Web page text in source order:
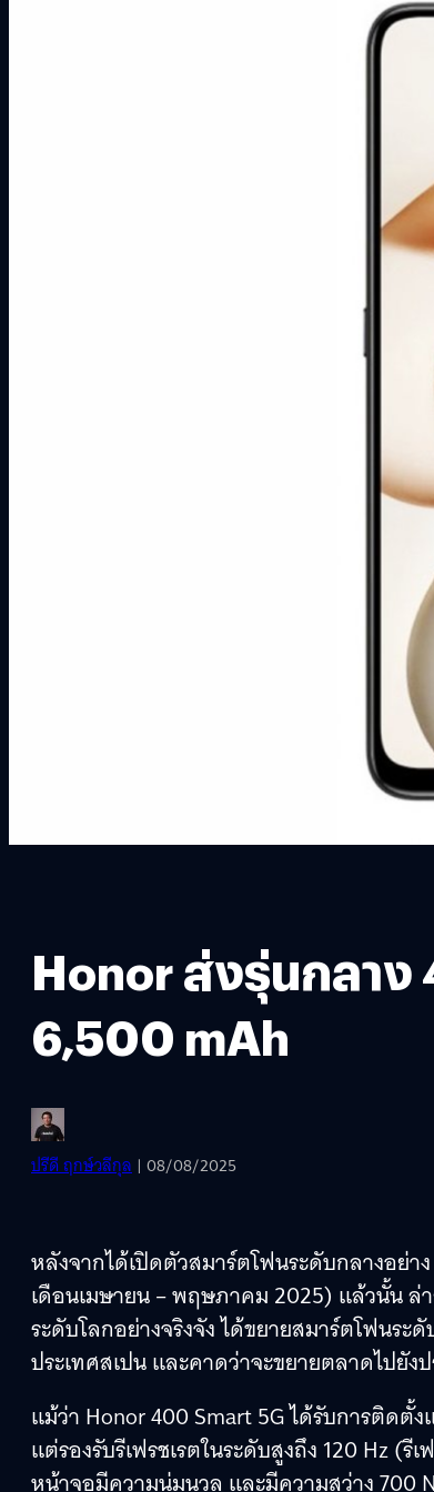
Honor ส่งรุ่นกลา
6,500 mAh
ปรีดี ฤกษ์วลีกุล | 08/08/2025
หลังจากได้เปิดตัวสมาร์ตโฟนระดับกลางอย่า
เดือนเมษายน – พฤษภาคม 2025) แล้วนั้น
ระดับโลกอย่างจริงจัง ได้ขยายสมาร์ตโฟนระ
ประเทศสเปน และคาดว่าจะขยายตลาดไปยัง
แม้ว่า Honor 400 Smart 5G ได้รับการติดตั้
แต่รองรับรีเฟรชเรตในระดับสูงถึง 120 Hz (
หน้าจอมีความนุ่มนวล และมีความสว่าง 700